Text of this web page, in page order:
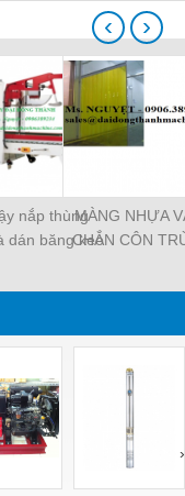
nắp thùng
dán băng keo
MÀNG NHỰA
CHẮN CÔN
KHO LẠNH,
‹ ›
›